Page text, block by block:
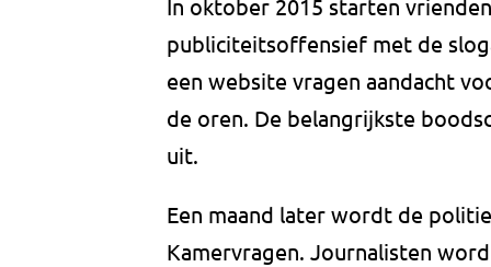
In oktober 2015 starten
publiciteitsoffensief met de
een website vragen aandacht
de oren. De belangrijkste
uit.
Een maand later wordt de
Kamervragen. Journalisten